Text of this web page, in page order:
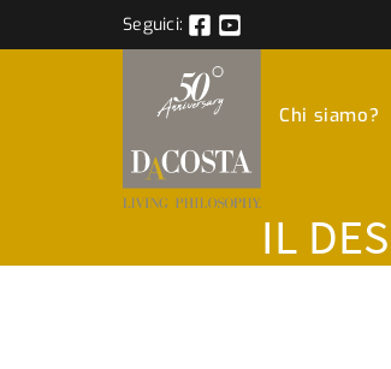
Seguici:
Chi siamo?
IL